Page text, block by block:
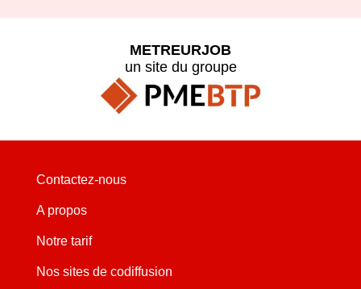
METREURJOB
un site du groupe
Contactez-nous
A propos
Notre tarif
Nos sites de codiffusion